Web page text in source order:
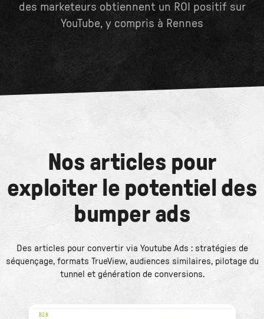
des marketeurs obtiennent un ROI positif sur
YouTube, y compris à Rennes
Nos articles pour
exploiter le potentiel des
bumper ads
Des articles pour convertir via Youtube Ads : stratégies de
séquençage, formats TrueView, audiences similaires, pilotage du
tunnel et génération de conversions.
B2B